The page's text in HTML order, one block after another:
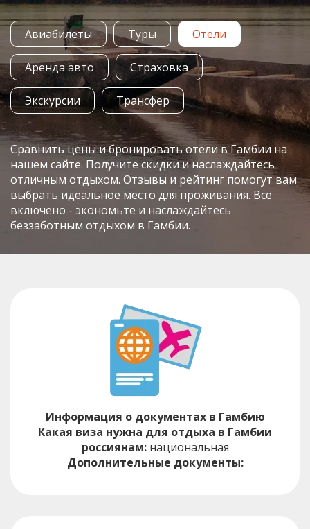
Авиабилеты Туры Отели
Аренда авто Страховка
Экскурсии Трансфер
Сравнить цены и бронировать отели в Гамбии на
нашем сайте. Получите скидки и наслаждайтесь
отличным отдыхом. Отзывы и рейтинг помогут вам
выбрать идеальное место для проживания. Все
включено - экономьте и наслаждайтесь
беззаботным отдыхом в Гамбии.
Информация о документах в Гамбию
Какая виза нужна для отдыха в Гамбии
россиянам:национальная
Дополнительные документы: